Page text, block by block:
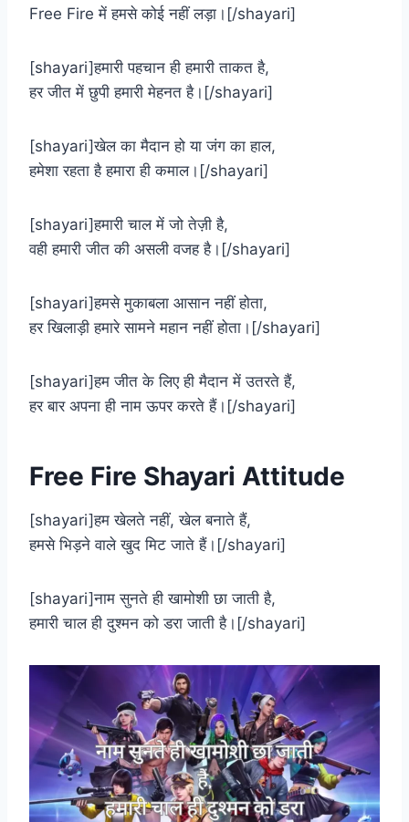
Free Fire में हमसे कोई नहीं लड़ा।[/shayari]
[shayari]हमारी पहचान ही हमारी ताकत है,
हर जीत में छुपी हमारी मेहनत है।[/shayari]
[shayari]खेल का मैदान हो या जंग का हाल,
हमेशा रहता है हमारा ही कमाल।[/shayari]
[shayari]हमारी चाल में जो तेज़ी है,
वही हमारी जीत की असली वजह है।[/shayari]
[shayari]हमसे मुकाबला आसान नहीं होता,
हर खिलाड़ी हमारे सामने महान नहीं होता।[/shayari]
[shayari]हम जीत के लिए ही मैदान में उतरते हैं,
हर बार अपना ही नाम ऊपर करते हैं।[/shayari]
Free Fire Shayari Attitude
[shayari]हम खेलते नहीं, खेल बनाते हैं,
हमसे भिड़ने वाले खुद मिट जाते हैं।[/shayari]
[shayari]नाम सुनते ही खामोशी छा जाती है,
हमारी चाल ही दुश्मन को डरा जाती है।[/shayari]